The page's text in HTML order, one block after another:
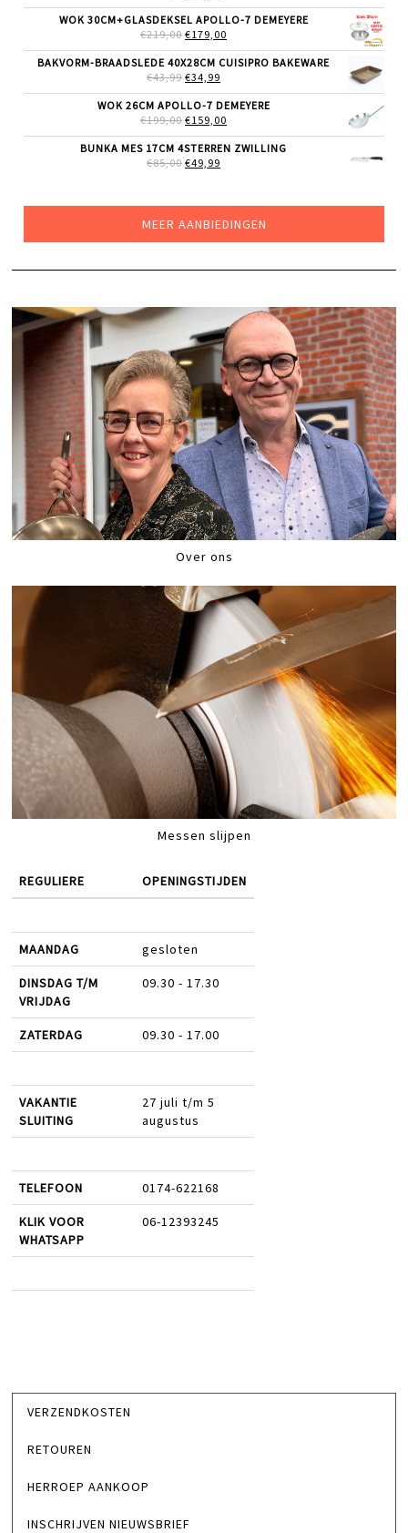
WAS:
€139,00.
IS:
€79,00.
WOK 30CM+GLASDEKSEL APOLLO-7 DEMEYERE
€219,00 OORSPRONKELIJKE
WAS:
€219,00.
€179,00
IS:
BAKVORM-BRAADSLEDE 40X28CM CUISIPRO BAKEWARE
€43,99 OORSPRONKELIJKE
WAS:
€43,99.
€34,99
IS:
€34,99.
WOK 26CM APOLLO-7 DEMEYERE
€199,00 OORSPRONKELIJKE
WAS:
€199,00.
€159,00
IS:
BUNKA MES 17CM 4STERREN ZWILLING
€85,00 OORSPRONKELIJKE
€49,99
MEER AANBIEDINGEN
Over ons
Messen slijpen
REGULIERE OPENINGSTIJDEN
MAANDAG gesloten
DINSDAG T/M
VRIJDAG
09.30 - 17.30
ZATERDAG 09.30 - 17.00
VAKANTIE
SLUITING
27 juli t/m 5
augustus
TELEFOON 0174-622168
KLIK VOOR
WHATSAPP
06-12393245
VERZENDKOSTEN
RETOUREN
HERROEP AANKOOP
INSCHRIJVEN NIEUWSBRIEF